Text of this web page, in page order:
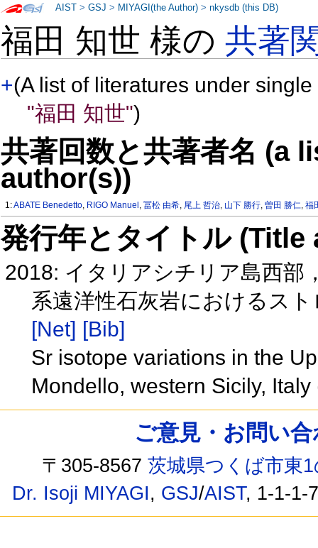
福田 知世 様の共著
+(A list of literatures under
"福田 知世")
共著回数と共著者名 (a
author(s))
1:ABATE Benedetto, RIGO Manuel ,冨松 由希, 尾上 哲治, 山下 勝行,曽田 勝仁,福
発行年とタイトル
2018: イタリアシチリア島西部
系遠洋性石灰岩におけるス
[Net] [Bib]
Sr isotope variations in the
Mondello, western Sicily,
AIST >GSJ > MIYAGI(the Author) >nkysdb (this DB)
ご意見・お問い
〒305-8567茨城県つくば市東
Dr. Isoji MIYAGI, GSJ/AIST, 1-1-1-